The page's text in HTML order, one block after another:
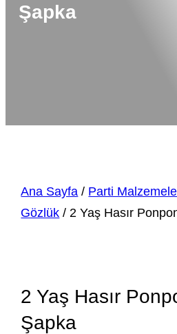
Şapka
Ana Sayfa / Parti
Gözlük / 2 Yaş Hasır
2 Yaş Hasır
Şapka